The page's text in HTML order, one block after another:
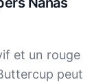
et un rouge
peut